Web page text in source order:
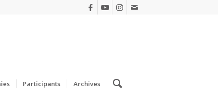
Participants Archives